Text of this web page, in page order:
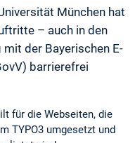
München hat
– auch in den
der Bayerischen E-
barrierefrei
für die Webseiten, die
TYPO3 umgesetzt und